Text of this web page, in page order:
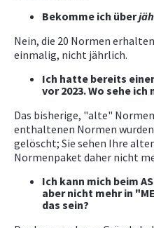
Bekomme ich über
Nein, die 20 Normen
einmalig, nicht jährlich.
Ich hatte bereits
vor 2023. Wo sehe
Das bisherige, "alte"
enthaltenen Normen wurden
gelöscht; Sie sehen Ihre
Normenpaket daher nicht
Ich kann mich beim
aber nicht mehr in
das sein?